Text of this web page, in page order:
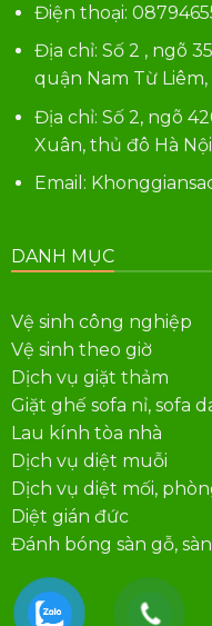
Điện thoại:
Địa chỉ: Số 2 , ngõ
quận Nam Từ
Địa chỉ: Số 2, ngõ
Xuân, thủ đô Hà Nội
Email:
DANH MỤC
Vệ sinh công nghiệp
Vệ sinh theo giờ
Dịch vụ giặt thảm
Giặt ghế sofa nỉ, sofa
Lau kính tòa nhà
Dịch vụ diệt muỗi
Dịch vụ diệt mối,
Diệt gián đức
Đánh bóng sàn gỗ,